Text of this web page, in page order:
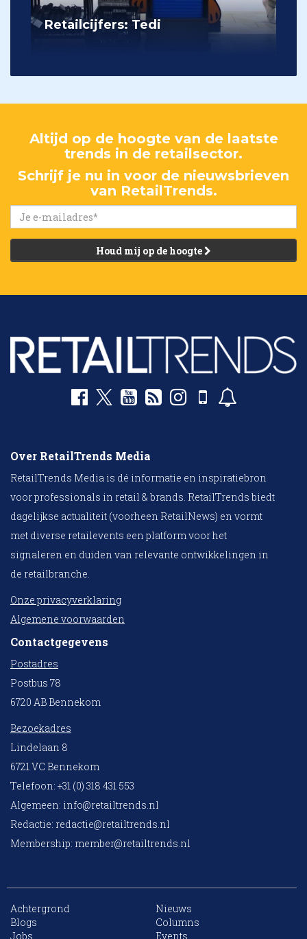
Retailcijfers: Tedi
Altijd op de hoogte van de laatste
trends in de retailsector.
Schrijf je nu in voor de nieuwsbrieven
van RetailTrends.
Houd mij op de hoogte
Over RetailTrends Media
RetailTrends Media is dé informatie en inspiratiebron
voor professionals in retail & brands. RetailTrends biedt
dagelijkse actualiteit (voorheen RetailNews) en vormt
met diverse retailevents een platform voor het
signaleren en duiden van relevante ontwikkelingen in
de retailbranche.
Onze privacyverklaring
Algemene voorwaarden
Contactgegevens
Postadres
Postbus 78
6720 AB Bennekom
Bezoekadres
Lindelaan 8
6721 VC Bennekom
Telefoon: +31 (0) 318 431 553
Algemeen: info@retailtrends.nl
Redactie: redactie@retailtrends.nl
Membership: member@retailtrends.nl
Achtergrond
Nieuws
Blogs
Columns
Jobs
Events